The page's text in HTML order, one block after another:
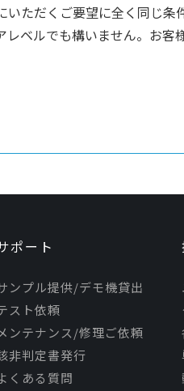
いただくご要望に全く同じ条
レベルでも構いません。お客
ポート
ンプル提供/デモ機貸出
スト依頼
ンテナンス/修理ご依頼
非判定書発行
くある質問